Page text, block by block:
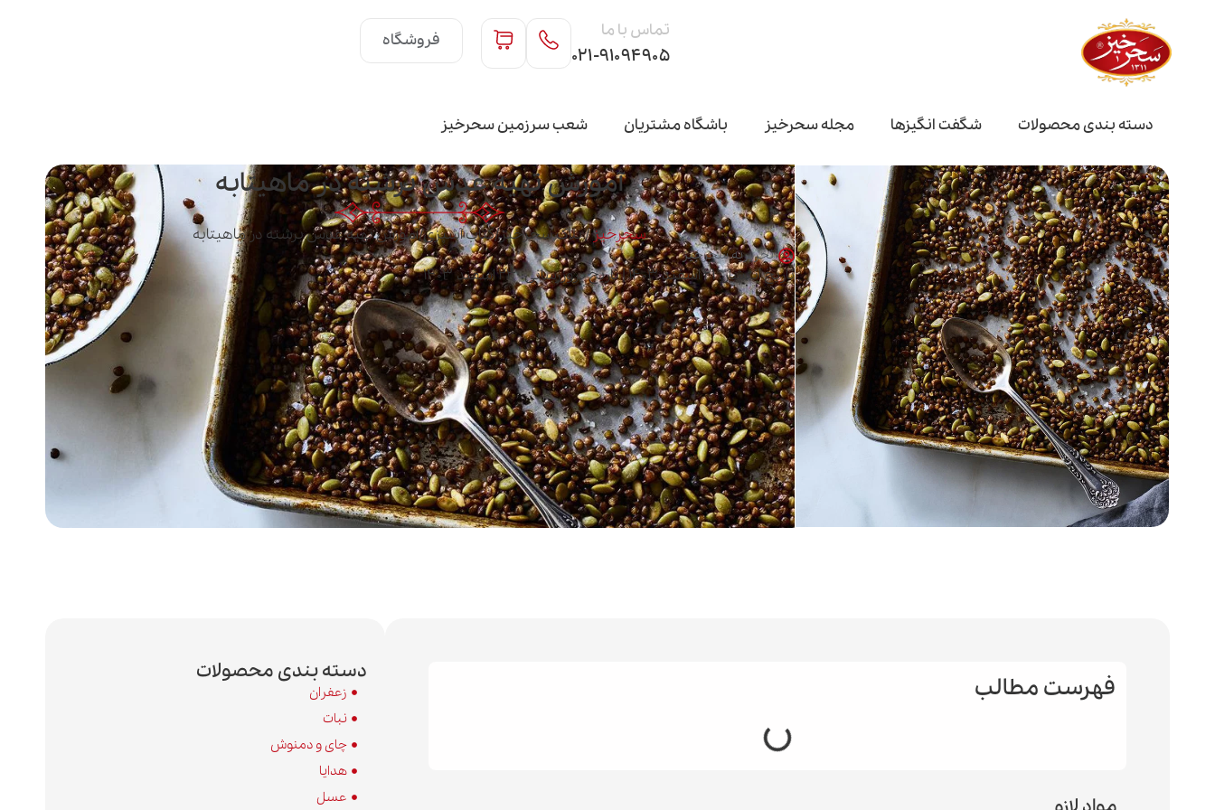
تماس با ما
۰۲۱-۹۱۰۹۴۹۰۵
فروشگاه
دسته بندی محصولات شگفت انگیز‌ها مجله سحرخیز باشگاه مشتریان شعب سرزمین سحرخیز
آموزش تهیه عدس برشته در ماهیتابه
سحرخیز/بلاگ سحرخیز/کتاب آشپزی/آموزش تهیه عدس برشته در ماهیتابه
تحریریه سحرخیز
تاریخ انتشار: ۲۱ اسفند ۱۴۰۳ | تاریخ بروزرسانی: ۲۳ اسفند ۱۴۰۳
فهرست مطالب
دسته بندی محصولات
زعفران
نبات
چای و دمنوش
هدایا
عسل